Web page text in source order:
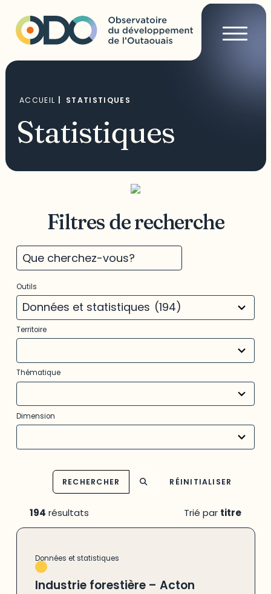
ACCUEIL STATISTIQUES
Statistiques
Filtres de recherche
Outils
Données et statistiques (194)
3
results
available
Territoire
22
results
Thématique
11
results
Dimension
31
results
RECHERCHER RÉINITIALISER
194 résultats Trié par titre
Données et statistiques
Industrie forestière – Acton